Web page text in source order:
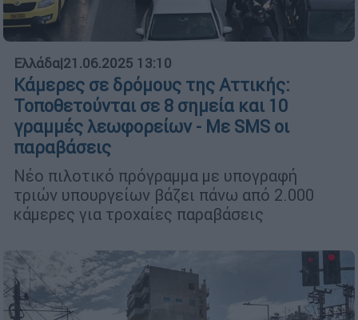
Ελλάδα|21.06.2025 13:10
Κάμερες σε δρόμους της Αττικής:
Τοποθετούνται σε 8 σημεία και 10
γραμμές λεωφορείων - Με SMS οι
παραβάσεις
Νέο πιλοτικό πρόγραμμα με υπογραφή
τριών υπουργείων βάζει πάνω από 2.000
κάμερες για τροχαίες παραβάσεις